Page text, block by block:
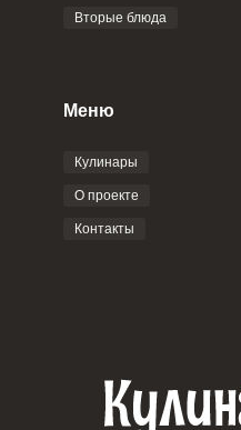
Отправляя эту форму,
соглашением
Вторые блюда
Меню
Кулинары
О проекте
Контакты